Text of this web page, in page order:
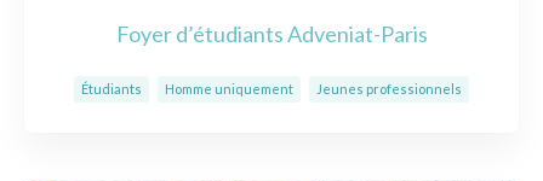
Foyer d’étudiants Adveniat-Paris
Étudiants Homme uniquement Jeunes professionnels